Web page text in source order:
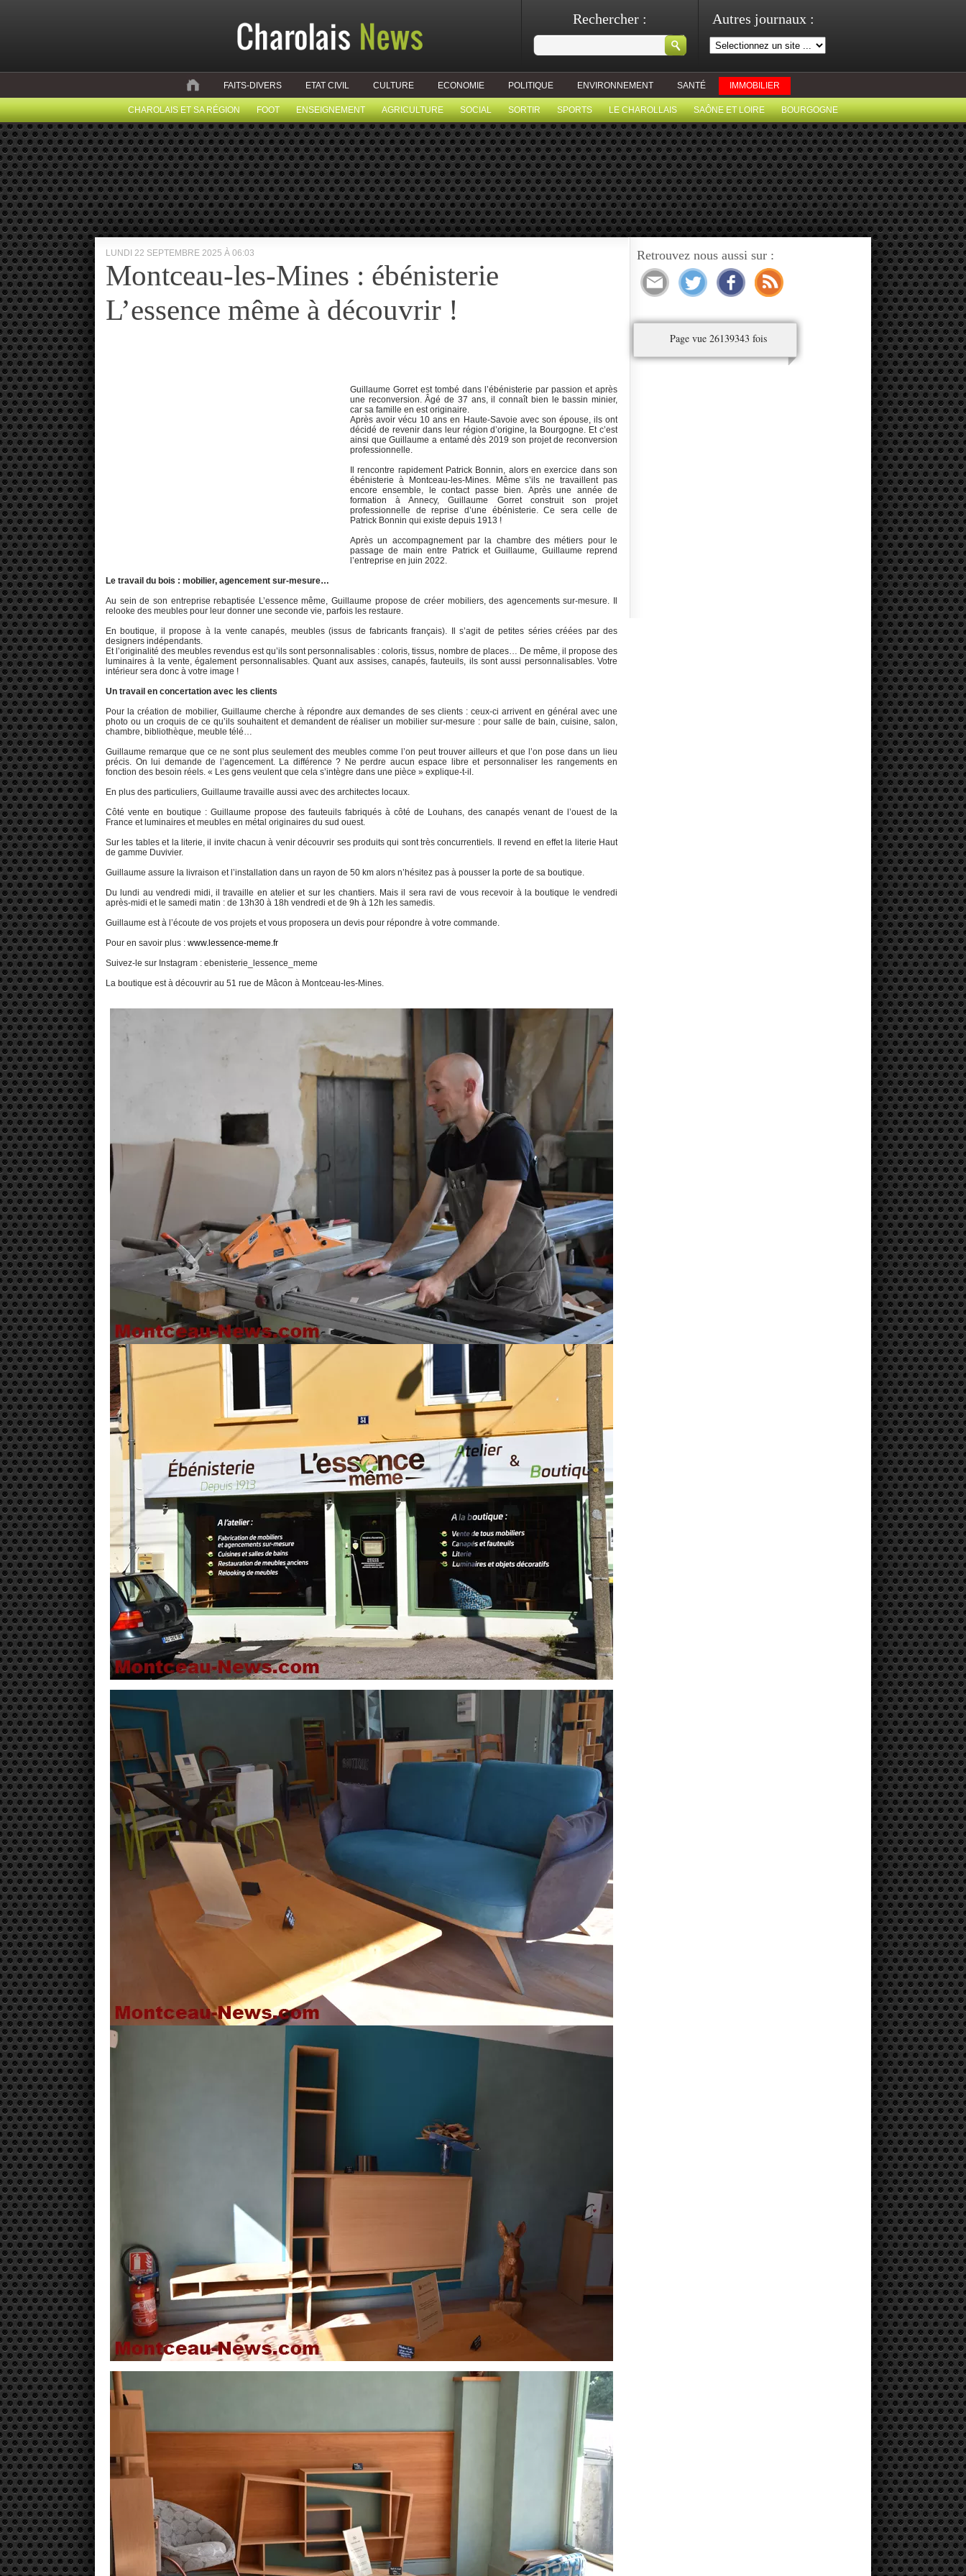
Autres journaux :
Rechercher :
FAITS-DIVERS ETAT CIVIL CULTURE ECONOMIE POLITIQUE ENVIRONNEMENT SANTÉ IMMOBILIER
CHAROLAIS ET SA RÉGION FOOT ENSEIGNEMENT AGRICULTURE SOCIAL SORTIR SPORTS LE CHAROLLAIS SAÔNE ET LOIRE BOURGOGNE
LUNDI 22 SEPTEMBRE 2025 À 06:03
Montceau-les-Mines : ébénisterie
L’essence même à découvrir !
Guillaume Gorret est tombé dans l’ébénisterie par passion et après
une reconversion. Âgé de 37 ans, il connaît bien le bassin minier,
car sa famille en est originaire.
Après avoir vécu 10 ans en Haute-Savoie avec son épouse, ils ont
décidé de revenir dans leur région d’origine, la Bourgogne. Et c’est
ainsi que Guillaume a entamé dès 2019 son projet de reconversion
professionnelle.
Il rencontre rapidement Patrick Bonnin, alors en exercice dans son
ébénisterie à Montceau-les-Mines. Même s’ils ne travaillent pas
encore ensemble, le contact passe bien. Après une année de
formation à Annecy, Guillaume Gorret construit son projet
professionnelle de reprise d’une ébénisterie. Ce sera celle de
Patrick Bonnin qui existe depuis 1913 !
Après un accompagnement par la chambre des métiers pour le
passage de main entre Patrick et Guillaume, Guillaume reprend
l’entreprise en juin 2022.
Le travail du bois : mobilier, agencement sur-mesure…
Au sein de son entreprise rebaptisée L’essence même, Guillaume propose de créer mobiliers, des agencements sur-mesure. Il
relooke des meubles pour leur donner une seconde vie, parfois les restaure.
En boutique, il propose à la vente canapés, meubles (issus de fabricants français). Il s’agit de petites séries créées par des
designers indépendants.
Et l’originalité des meubles revendus est qu’ils sont personnalisables : coloris, tissus, nombre de places… De même, il propose des
luminaires à la vente, également personnalisables. Quant aux assises, canapés, fauteuils, ils sont aussi personnalisables. Votre
intérieur sera donc à votre image !
Un travail en concertation avec les clients
Pour la création de mobilier, Guillaume cherche à répondre aux demandes de ses clients : ceux-ci arrivent en général avec une
photo ou un croquis de ce qu’ils souhaitent et demandent de réaliser un mobilier sur-mesure : pour salle de bain, cuisine, salon,
chambre, bibliothèque, meuble télé…
Guillaume remarque que ce ne sont plus seulement des meubles comme l’on peut trouver ailleurs et que l’on pose dans un lieu
précis. On lui demande de l’agencement. La différence ? Ne perdre aucun espace libre et personnaliser les rangements en
fonction des besoin réels. « Les gens veulent que cela s’intègre dans une pièce » explique-t-il.
En plus des particuliers, Guillaume travaille aussi avec des architectes locaux.
Côté vente en boutique : Guillaume propose des fauteuils fabriqués à côté de Louhans, des canapés venant de l’ouest de la
France et luminaires et meubles en métal originaires du sud ouest.
Sur les tables et la literie, il invite chacun à venir découvrir ses produits qui sont très concurrentiels. Il revend en effet la literie Haut
de gamme Duvivier.
Guillaume assure la livraison et l’installation dans un rayon de 50 km alors n’hésitez pas à pousser la porte de sa boutique.
Du lundi au vendredi midi, il travaille en atelier et sur les chantiers. Mais il sera ravi de vous recevoir à la boutique le vendredi
après-midi et le samedi matin : de 13h30 à 18h vendredi et de 9h à 12h les samedis.
Guillaume est à l’écoute de vos projets et vous proposera un devis pour répondre à votre commande.
Pour en savoir plus : www.lessence-meme.fr
Suivez-le sur Instagram : ebenisterie_lessence_meme
La boutique est à découvrir au 51 rue de Mâcon à Montceau-les-Mines.
Retrouvez nous aussi sur :
Page vue 26139343 fois